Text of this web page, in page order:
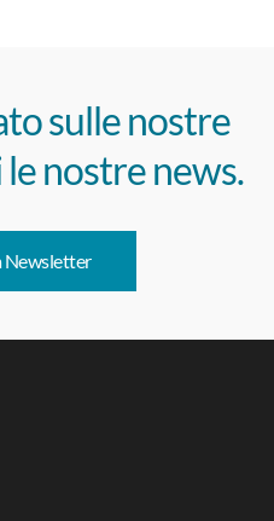
sulle nostre
nostre news.
Newsletter